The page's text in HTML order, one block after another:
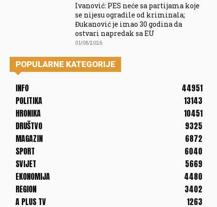
Ivanović: PES neće sa partijama koje
se nijesu ogradile od kriminala;
Đukanović je imao 30 godina da
ostvari napredak sa EU
01/08/2026
POPULARNE KATEGORIJE
INFO
44951
POLITIKA
13143
HRONIKA
10451
DRUŠTVO
9325
MAGAZIN
6872
SPORT
6040
SVIJET
5669
EKONOMIJA
4480
REGION
3402
A PLUS TV
1263